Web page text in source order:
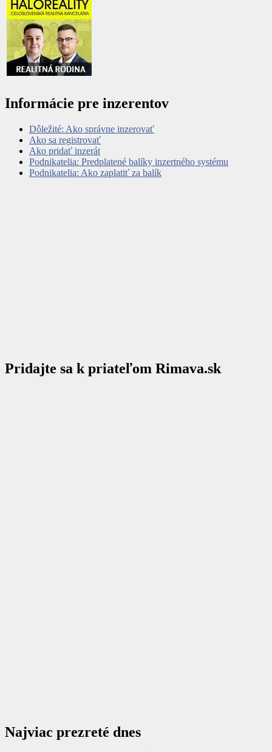
Informácie pre inzerentov
Dôležité: Ako správne inzerovať
Ako sa registrovať
Ako pridať inzerát
Podnikatelia: Predplatené balíky inzertného systému
Podnikatelia: Ako zaplatiť za balík
Pridajte sa k priateľom Rimava.sk
Najviac prezreté dnes